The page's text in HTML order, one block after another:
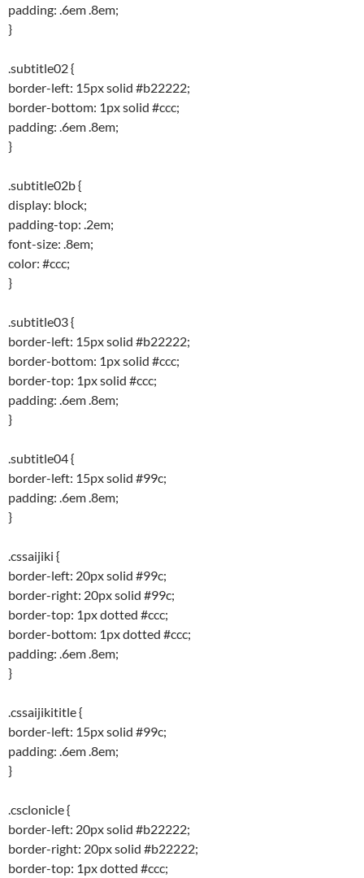
padding: .6em .8em;
}
.subtitle02 {
border-left: 15px solid #b22222;
border-bottom: 1px solid #ccc;
padding: .6em .8em;
}
.subtitle02b {
display: block;
padding-top: .2em;
font-size: .8em;
color: #ccc;
}
.subtitle03 {
border-left: 15px solid #b22222;
border-bottom: 1px solid #ccc;
border-top: 1px solid #ccc;
padding: .6em .8em;
}
.subtitle04 {
border-left: 15px solid #99c;
padding: .6em .8em;
}
.cssaijiki {
border-left: 20px solid #99c;
border-right: 20px solid #99c;
border-top: 1px dotted #ccc;
border-bottom: 1px dotted #ccc;
padding: .6em .8em;
}
.cssaijikititle {
border-left: 15px solid #99c;
padding: .6em .8em;
}
.csclonicle {
border-left: 20px solid #b22222;
border-right: 20px solid #b22222;
border-top: 1px dotted #ccc;